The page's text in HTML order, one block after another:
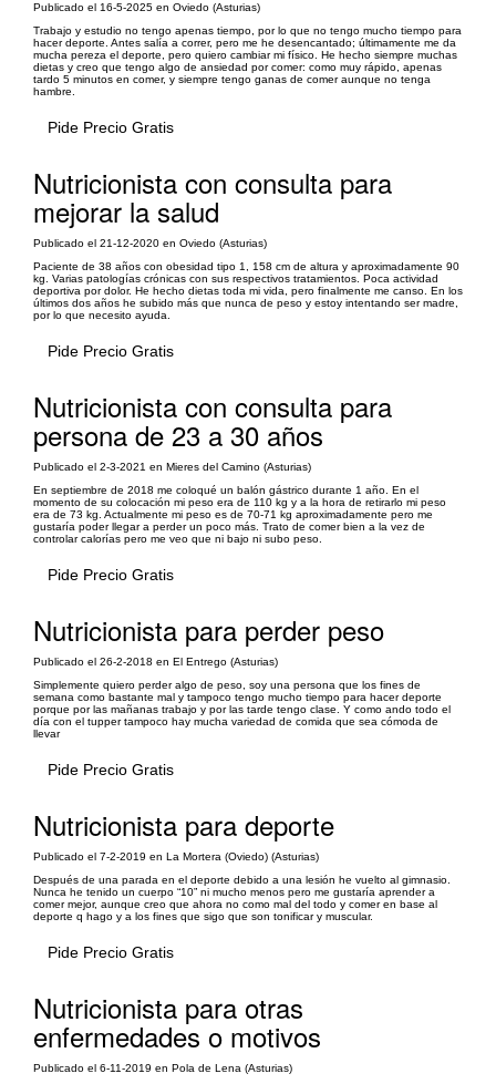
Publicado el 16-5-2025 en Oviedo (Asturias)
Trabajo y estudio no tengo apenas tiempo, por lo que no tengo mucho tiempo para
hacer deporte. Antes salía a correr, pero me he desencantado; últimamente me da
mucha pereza el deporte, pero quiero cambiar mi físico. He hecho siempre muchas
dietas y creo que tengo algo de ansiedad por comer: como muy rápido, apenas
tardo 5 minutos en comer, y siempre tengo ganas de comer aunque no tenga
hambre.
Pide Precio Gratis
Nutricionista con consulta para
mejorar la salud
Publicado el 21-12-2020 en Oviedo (Asturias)
Paciente de 38 años con obesidad tipo 1, 158 cm de altura y aproximadamente 90
kg. Varias patologías crónicas con sus respectivos tratamientos. Poca actividad
deportiva por dolor. He hecho dietas toda mi vida, pero finalmente me canso. En los
últimos dos años he subido más que nunca de peso y estoy intentando ser madre,
por lo que necesito ayuda.
Pide Precio Gratis
Nutricionista con consulta para
persona de 23 a 30 años
Publicado el 2-3-2021 en Mieres del Camino (Asturias)
En septiembre de 2018 me coloqué un balón gástrico durante 1 año. En el
momento de su colocación mi peso era de 110 kg y a la hora de retirarlo mi peso
era de 73 kg. Actualmente mi peso es de 70-71 kg aproximadamente pero me
gustaría poder llegar a perder un poco más. Trato de comer bien a la vez de
controlar calorías pero me veo que ni bajo ni subo peso.
Pide Precio Gratis
Nutricionista para perder peso
Publicado el 26-2-2018 en El Entrego (Asturias)
Simplemente quiero perder algo de peso, soy una persona que los fines de
semana como bastante mal y tampoco tengo mucho tiempo para hacer deporte
porque por las mañanas trabajo y por las tarde tengo clase. Y como ando todo el
día con el tupper tampoco hay mucha variedad de comida que sea cómoda de
llevar
Pide Precio Gratis
Nutricionista para deporte
Publicado el 7-2-2019 en La Mortera (Oviedo) (Asturias)
Después de una parada en el deporte debido a una lesión he vuelto al gimnasio.
Nunca he tenido un cuerpo “10” ni mucho menos pero me gustaría aprender a
comer mejor, aunque creo que ahora no como mal del todo y comer en base al
deporte q hago y a los fines que sigo que son tonificar y muscular.
Pide Precio Gratis
Nutricionista para otras
enfermedades o motivos
Publicado el 6-11-2019 en Pola de Lena (Asturias)